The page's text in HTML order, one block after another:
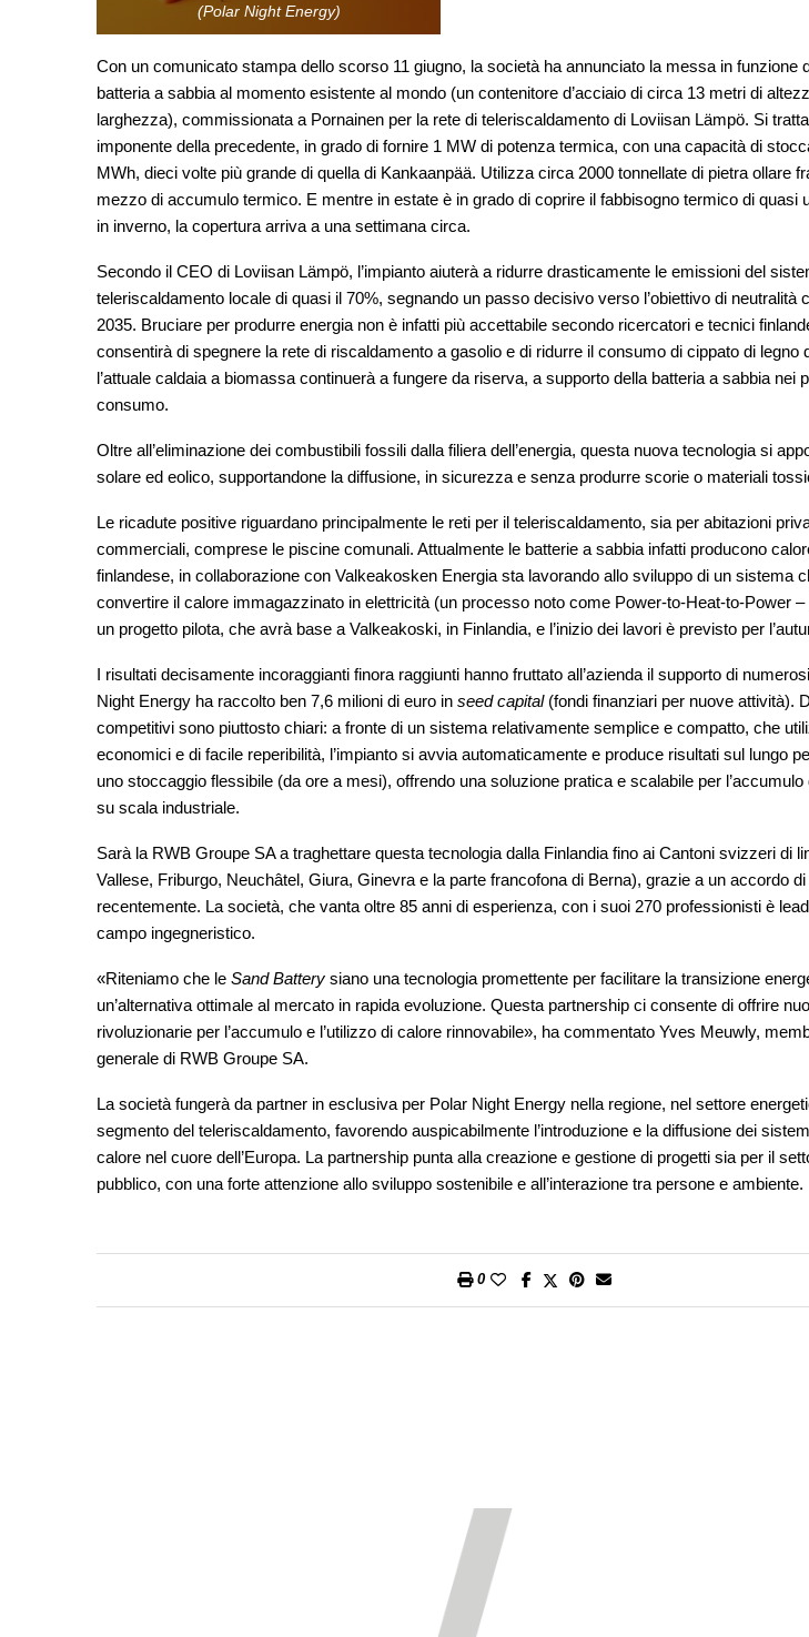
(Polar Night Energy)
Con un comunicato stampa dello scorso 11 giugno, la società ha annunciato la messa in funzione
batteria a sabbia al momento esistente al mondo (un contenitore d’acciaio di circa 13 metri di
larghezza), commissionata a Pornainen per la rete di teleriscaldamento di Loviisan Lämpö. Si
imponente della precedente, in grado di fornire 1 MW di potenza termica, con una capacità di
MWh, dieci volte più grande di quella di Kankaanpää. Utilizza circa 2000 tonnellate di pietra ollare
mezzo di accumulo termico. E mentre in estate è in grado di coprire il fabbisogno termico di quasi
in inverno, la copertura arriva a una settimana circa.
Secondo il CEO di Loviisan Lämpö, l’impianto aiuterà a ridurre drasticamente le emissioni del
teleriscaldamento locale di quasi il 70%, segnando un passo decisivo verso l’obiettivo di neutralità
2035. Bruciare per produrre energia non è infatti più accettabile secondo ricercatori e tecnici
consentirà di spegnere la rete di riscaldamento a gasolio e di ridurre il consumo di cippato di legno
l’attuale caldaia a biomassa continuerà a fungere da riserva, a supporto della batteria a sabbia nei
consumo.
Oltre all’eliminazione dei combustibili fossili dalla filiera dell’energia, questa nuova tecnologia si
solare ed eolico, supportandone la diffusione, in sicurezza e senza produrre scorie o materiali
Le ricadute positive riguardano principalmente le reti per il teleriscaldamento, sia per abitazioni
commerciali, comprese le piscine comunali. Attualmente le batterie a sabbia infatti producono
finlandese, in collaborazione con Valkeakosken Energia sta lavorando allo sviluppo di un sistema
convertire il calore immagazzinato in elettricità (un processo noto come Power-to-Heat-to-Power
un progetto pilota, che avrà base a Valkeakoski, in Finlandia, e l’inizio dei lavori è previsto per
I risultati decisamente incoraggianti finora raggiunti hanno fruttato all’azienda il supporto di
Night Energy ha raccolto ben 7,6 milioni di euro in seed capital(fondi finanziari per nuove attività).
competitivi sono piuttosto chiari: a fronte di un sistema relativamente semplice e compatto, che
economici e di facile reperibilità, l’impianto si avvia automaticamente e produce risultati sul lungo
uno stoccaggio flessibile (da ore a mesi), offrendo una soluzione pratica e scalabile per
su scala industriale.
Sarà la RWB Groupe SA a traghettare questa tecnologia dalla Finlandia fino ai Cantoni svizzeri di
Vallese, Friburgo, Neuchâtel, Giura, Ginevra e la parte francofona di Berna), grazie a un accordo
recentemente. La società, che vanta oltre 85 anni di esperienza, con i suoi 270 professionisti è
campo ingegneristico.
«Riteniamo che le Sand Battery siano una tecnologia promettente per facilitare la transizione
un’alternativa ottimale al mercato in rapida evoluzione. Questa partnership ci consente di offrire
rivoluzionarie per l’accumulo e l’utilizzo di calore rinnovabile», ha commentato Yves Meuwly,
generale di RWB Groupe SA.
La società fungerà da partner in esclusiva per Polar Night Energy nella regione, nel settore
segmento del teleriscaldamento, favorendo auspicabilmente l’introduzione e la diffusione dei
calore nel cuore dell’Europa. La partnership punta alla creazione e gestione di progetti sia per il
pubblico, con una forte attenzione allo sviluppo sostenibile e all’interazione tra persone e ambiente.
0